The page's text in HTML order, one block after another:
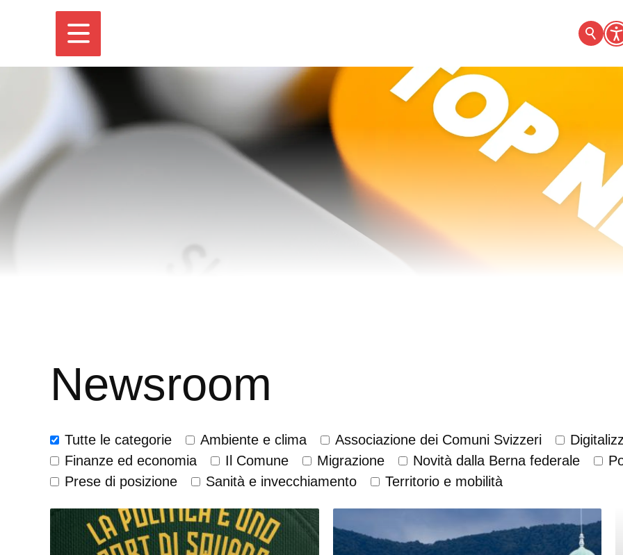
Newsroom
Tutte le categorie Ambiente e clima Associazione dei Comuni Svizzeri
Finanze ed economia
Il Comune Migrazione Novità dalla Berna federale
Prese di posizione
Sanità e invecchiamento Territorio e mobilità